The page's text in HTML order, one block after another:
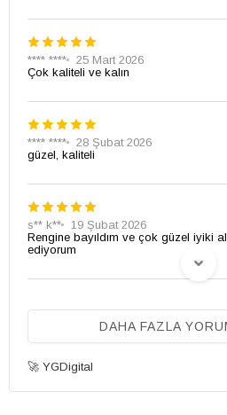
**** ****
25 Mart 2026
Çok kaliteli ve kalın
**** ****
28 Şubat 2026
güzel, kaliteli
s** k**
19 Şubat 2026
Rengine bayıldım ve çok güzel iyiki
ediyorum
03 Şubat 2026
Beğendim başka renklerini almayı
DAHA FAZLA
🚀 YGDigital